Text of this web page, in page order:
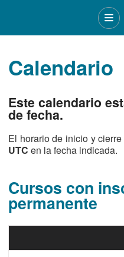
Calendario
Este calendario
de fecha.
El horario de inicio y
UTC en la fecha indicada.
Cursos con
permanente